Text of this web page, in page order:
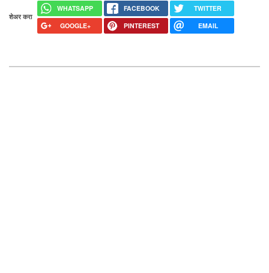
शेअर करा
WHATSAPP FACEBOOK
TWITTER
GOOGLE+
PINTEREST EMAIL